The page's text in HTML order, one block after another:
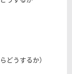
どうするか）